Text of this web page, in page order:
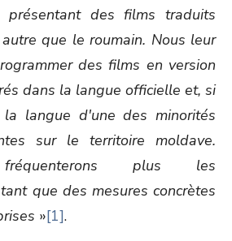
présentant des films traduits
que le roumain. Nous leur
des films en version
dans la langue officielle et, si
la langue d'une des minorités
sur le territoire moldave.
plus les
tant que des mesures concrètes
»[1].